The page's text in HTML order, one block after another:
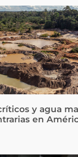
y agua
en